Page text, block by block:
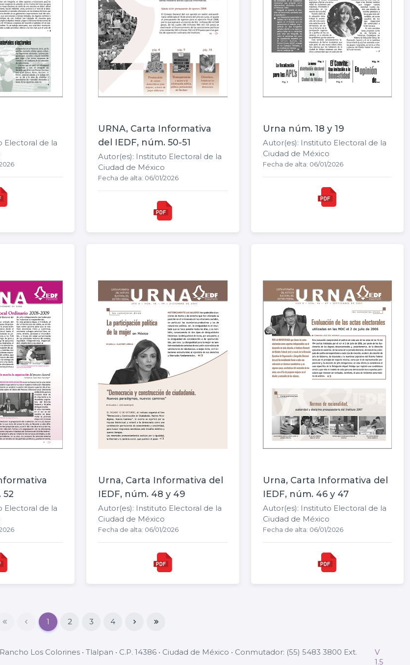
Electoral de la
URNA, Carta Informativa
del IEDF, núm. 50-51
Autor(es): Instituto Electoral de la
Ciudad de México
Fecha de alta: 06/01/2026
Urna núm. 18 y 19
Autor(es): Instituto Electoral de la
Ciudad de México
Fecha de alta: 06/01/2026
52
Electoral de la
Urna, Carta Informativa del
IEDF, núm. 48 y 49
Autor(es): Instituto Electoral de la
Ciudad de México
Fecha de alta: 06/01/2026
Urna, Carta Informativa del
IEDF, núm. 46 y 47
Autor(es): Instituto Electoral de la
Ciudad de México
Fecha de alta: 06/01/2026
1 2 3 4
Los Colorines • Tlalpan • C.P. 14386 • Ciudad de México • Conmutador: (55) 5483 3800 Ext.
V
1.5